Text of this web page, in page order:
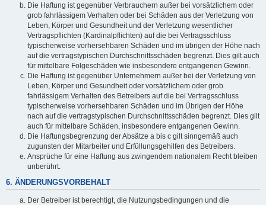
Die Haftung ist gegenüber Verbrauchern außer bei vorsätzlichem oder
grob fahrlässigem Verhalten oder bei Schäden aus der Verletzung von
Leben, Körper und Gesundheit und der Verletzung wesentlicher
Vertragspflichten (Kardinalpflichten) auf die bei Vertragsschluss
typischerweise vorhersehbaren Schäden und im übrigen der Höhe nach
auf die vertragstypischen Durchschnittsschäden begrenzt. Dies gilt auch
für mittelbare Folgeschäden wie insbesondere entgangenen Gewinn.
Die Haftung ist gegenüber Unternehmern außer bei der Verletzung von
Leben, Körper und Gesundheit oder vorsätzlichem oder grob
fahrlässigem Verhalten des Betreibers auf die bei Vertragsschluss
typischerweise vorhersehbaren Schäden und im Übrigen der Höhe
nach auf die vertragstypischen Durchschnittsschäden begrenzt. Dies gilt
auch für mittelbare Schäden, insbesondere entgangenen Gewinn.
Die Haftungsbegrenzung der Absätze a bis c gilt sinngemäß auch
zugunsten der Mitarbeiter und Erfüllungsgehilfen des Betreibers.
Ansprüche für eine Haftung aus zwingendem nationalem Recht bleiben
unberührt.
6. ÄNDERUNGSVORBEHALT
Der Betreiber ist berechtigt, die Nutzungsbedingungen und die